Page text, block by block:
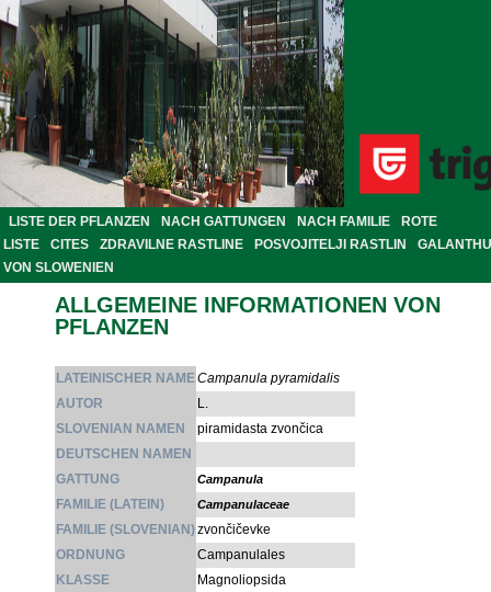
LISTE DER PFLANZEN NACH GATTUNGEN NACH FAMILIE
ROTE
LISTE
CITES ZDRAVILNE RASTLINE POSVOJITELJI RASTLIN
VON SLOWENIEN
ALLGEMEINE INFORMATIONEN VON
PFLANZEN
LATEINISCHER NAMECampanula pyramidalis
AUTOR
L.
SLOVENIAN NAMEN
piramidasta zvončica
DEUTSCHEN NAMEN
GATTUNG
Campanula
FAMILIE (LATEIN) Campanulaceae
FAMILIE (SLOVENIAN)zvončičevke
ORDNUNG
Campanulales
KLASSE
Magnoliopsida